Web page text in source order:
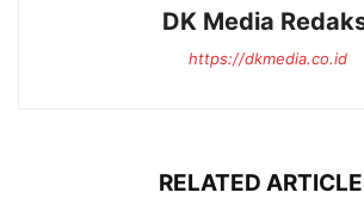
DK Media
https://dkmedia.co.id
RELATED